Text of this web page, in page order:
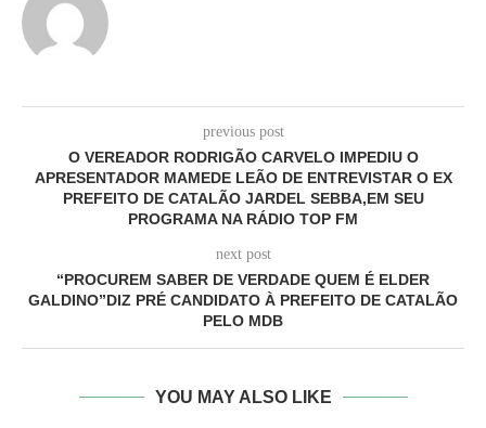
previous post
O VEREADOR RODRIGÃO CARVELO IMPEDIU O
APRESENTADOR MAMEDE LEÃO DE ENTREVISTAR O EX
PREFEITO DE CATALÃO JARDEL SEBBA,EM SEU
PROGRAMA NA RÁDIO TOP FM
next post
“PROCUREM SABER DE VERDADE QUEM É ELDER
GALDINO”DIZ PRÉ CANDIDATO À PREFEITO DE CATALÃO
PELO MDB
YOU MAY ALSO LIKE